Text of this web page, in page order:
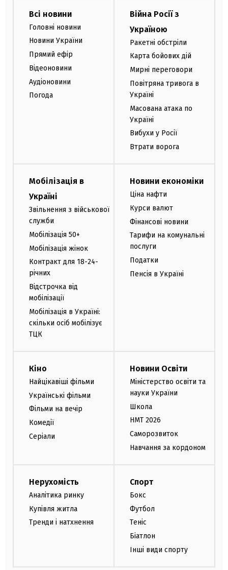
Всі новини
Головні новини
Новини України
Прямий ефір
Відеоновини
Аудіоновини
Погода
Війна Росії з
Україною
Ракетні обстріли
Карта бойових дій
Мирні переговори
Повітряна тривога в
Україні
Масована атака по
Україні
Вибухи у Росії
Втрати ворога
Мобілізація в
Україні
Звільнення з військової
служби
Мобілізація 50+
Мобілізація жінок
Контракт для 18-24-
річних
Відстрочка від
мобілізації
Мобілізація в Україні:
скільки осіб мобілізує
ТЦК
Новини економіки
Ціна нафти
Курси валют
Фінансові новини
Тарифи на комунальні
послуги
Податки
Пенсія в Україні
Кіно
Найцікавіші фільми
Українські фільми
Фільми на вечір
Комедії
Серіали
Новини Освіти
Міністерство освіти та
науки України
Школа
НМТ 2026
Саморозвиток
Навчання за кордоном
Нерухомість
Аналітика ринку
Купівля житла
Тренди і натхнення
Спорт
Бокс
Футбол
Теніс
Біатлон
Інші види спорту